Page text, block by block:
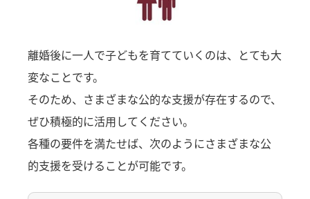
離婚後に一人で子どもを育てていくのは、とても大
変なことです。
そのため、さまざまな公的な支援が存在するので、
ぜひ積極的に活用してください。
各種の要件を満たせば、次のようにさまざまな公
的支援を受けることが可能です。